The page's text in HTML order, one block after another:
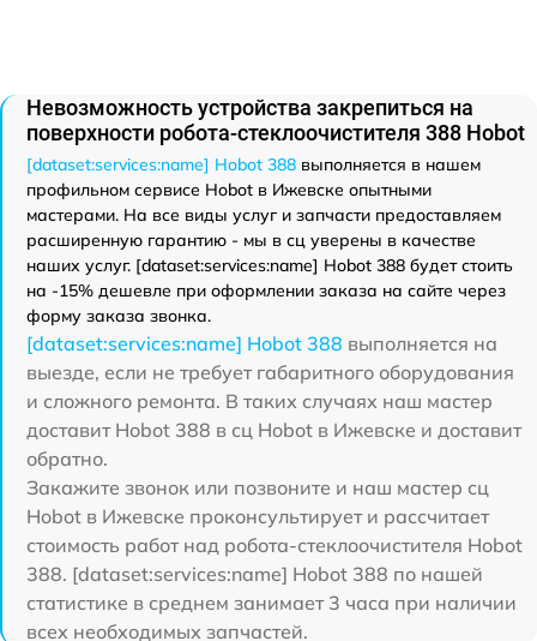
Невозможность устройства закрепиться на
поверхности робота-стеклоочистителя 388 Hobot
[dataset:services:name] Hobot 388 выполняется в нашем
профильном сервисе Hobot в Ижевске опытными
мастерами. На все виды услуг и запчасти предоставляем
расширенную гарантию - мы в сц уверены в качестве
наших услуг. [dataset:services:name] Hobot 388 будет стоить
на -15% дешевле при оформлении заказа на сайте через
форму заказа звонка.
[dataset:services:name] Hobot 388 выполняется на
выезде, если не требует габаритного оборудования
и сложного ремонта. В таких случаях наш мастер
доставит Hobot 388 в сц Hobot в Ижевске и доставит
обратно.
Закажите звонок или позвоните и наш мастер сц
Hobot в Ижевске проконсультирует и рассчитает
стоимость работ над робота-стеклоочистителя Hobot
388. [dataset:services:name] Hobot 388 по нашей
статистике в среднем занимает 3 часа при наличии
всех необходимых запчастей.